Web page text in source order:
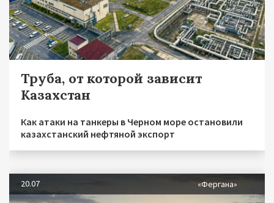
Труба, от которой зависит
Казахстан
Как атаки на танкеры в Черном море остановили
казахстанский нефтяной экспорт
20.07 «Фергана»